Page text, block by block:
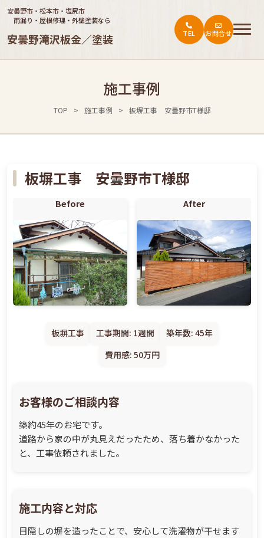
安曇野市・松本市・塩尻市
雨漏り・屋根修理・外壁塗装なら
安曇野滝沢板金／塗装
お役立ち情報・お客様の声
TEL お問合せ
施工事例
TOP > 施工事例 > 板塀工事 安曇野市T様邸
板塀工事 安曇野市T様邸
Before After
板塀工事 工事期間: 1週間
築年数: 45年
費用感: 50万円
お客様のご相談内容
築約45年のお宅です。
道路から家の中が丸見えだったため、落ち着かなかった
と、工事依頼されました。
施工内容と対応
目隠しの塀を造ったことで、安心して洗濯物が干せます